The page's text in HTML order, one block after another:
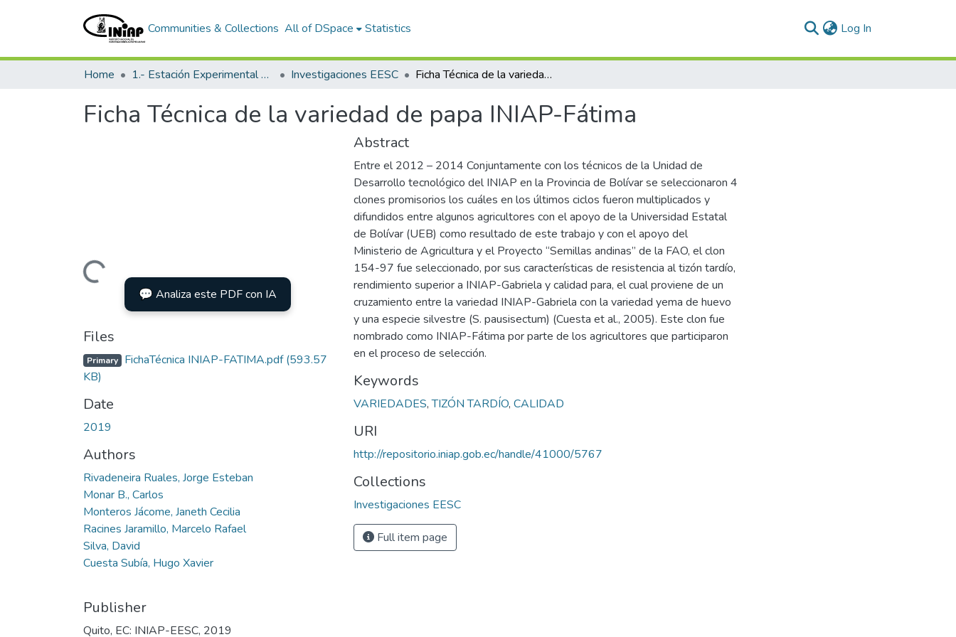
Communities & Collections All of DSpace Statistics Log In
Home 1.- Estación Experimental Santa Catalina Investigaciones EESC Ficha Técnica de la variedad de papa INIAP-Fátima
Ficha Técnica de la variedad de papa INIAP-Fátima
Loading... 💬 Analiza este PDF con IA
Files
Primary FichaTécnica INIAP-FATIMA.pdf(593.57
KB)
Date
2019
Authors
Rivadeneira Ruales, Jorge Esteban
Monar B., Carlos
Monteros Jácome, Janeth Cecilia
Racines Jaramillo, Marcelo Rafael
Silva, David
Cuesta Subía, Hugo Xavier
Publisher
Quito, EC: INIAP-EESC, 2019
Abstract
Entre el 2012 – 2014 Conjuntamente con los técnicos de la Unidad de
Desarrollo tecnológico del INIAP en la Provincia de Bolívar se seleccionaron 4
clones promisorios los cuáles en los últimos ciclos fueron multiplicados y
difundidos entre algunos agricultores con el apoyo de la Universidad Estatal
de Bolívar (UEB) como resultado de este trabajo y con el apoyo del
Ministerio de Agricultura y el Proyecto “Semillas andinas” de la FAO, el clon
154-97 fue seleccionado, por sus características de resistencia al tizón tardío,
rendimiento superior a INIAP-Gabriela y calidad para, el cual proviene de un
cruzamiento entre la variedad INIAP-Gabriela con la variedad yema de huevo
y una especie silvestre (S. pausisectum) (Cuesta et al., 2005). Este clon fue
nombrado como INIAP-Fátima por parte de los agricultores que participaron
en el proceso de selección.
Keywords
VARIEDADES,TIZÓN TARDÍO, CALIDAD
URI
http://repositorio.iniap.gob.ec/handle/41000/5767
Collections
Investigaciones EESC
Full item page